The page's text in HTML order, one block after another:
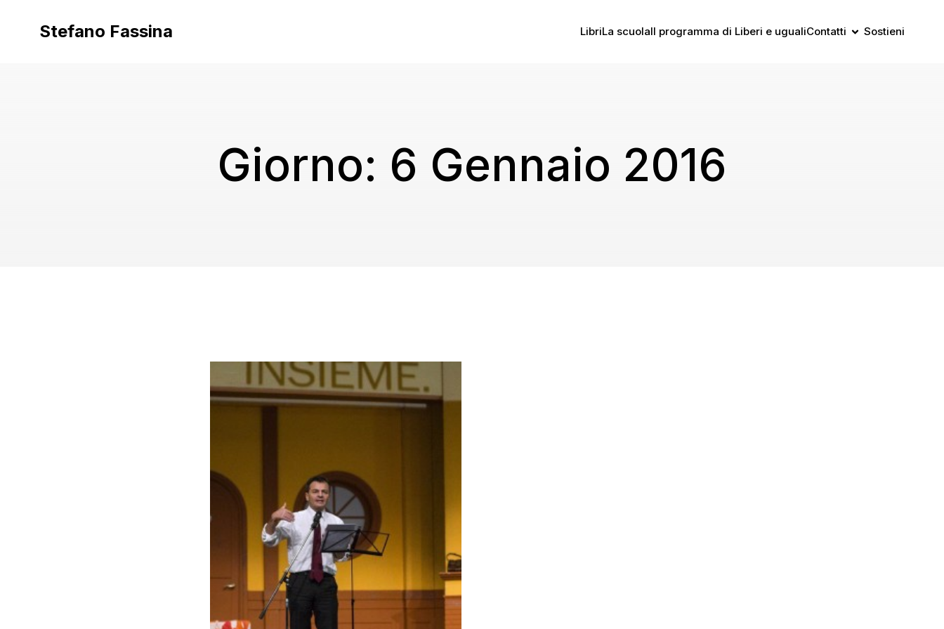
contenutoStefano Fassina LibriLa scuolaIl programma di Liberi e ugualiContatti Sostieni
Giorno: 6 Gennaio 2016